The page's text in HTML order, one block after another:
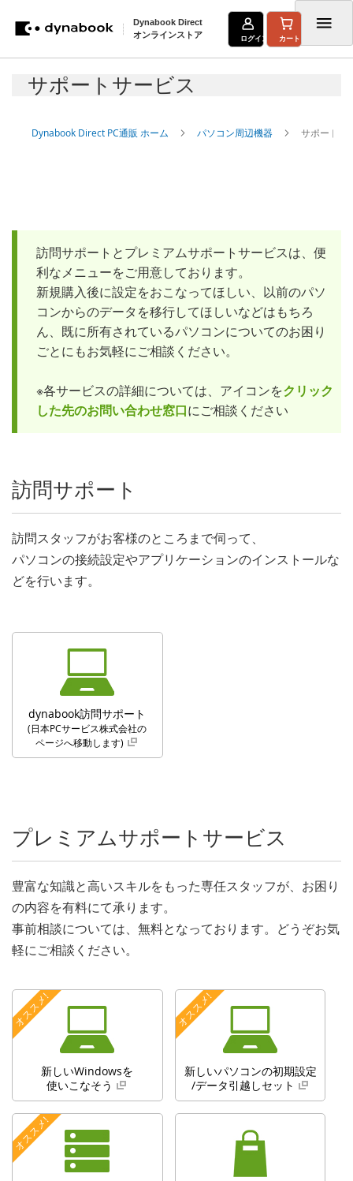
Dynabook Direct
オンラインストア
ログイン カート
サポートサービス
Dynabook Direct PC通販 ホーム パソコン周辺機器 サポートサ
訪問サポートとプレミアムサポートサービスは、便
利なメニューをご用意しております。
新規購入後に設定をおこなってほしい、以前のパソ
コンからのデータを移行してほしいなどはもちろ
ん、既に所有されているパソコンについてのお困り
ごとにもお気軽にご相談ください。
※各サービスの詳細については、アイコンをクリック
した先のお問い合わせ窓口にご相談ください
訪問サポート
訪問スタッフがお客様のところまで伺って、
パソコンの接続設定やアプリケーションのインストールな
どを行います。
dynabook訪問サポート
(日本PCサービス株式会社の
ページへ移動します)
プレミアムサポートサービス
豊富な知識と高いスキルをもった専任スタッフが、お困り
の内容を有料にて承ります。
事前相談については、無料となっております。どうぞお気
軽にご相談ください。
オススメ!
新しいWindowsを
使いこなそう
オススメ!
新しいパソコンの初期設定
/データ引越しセット
オススメ!